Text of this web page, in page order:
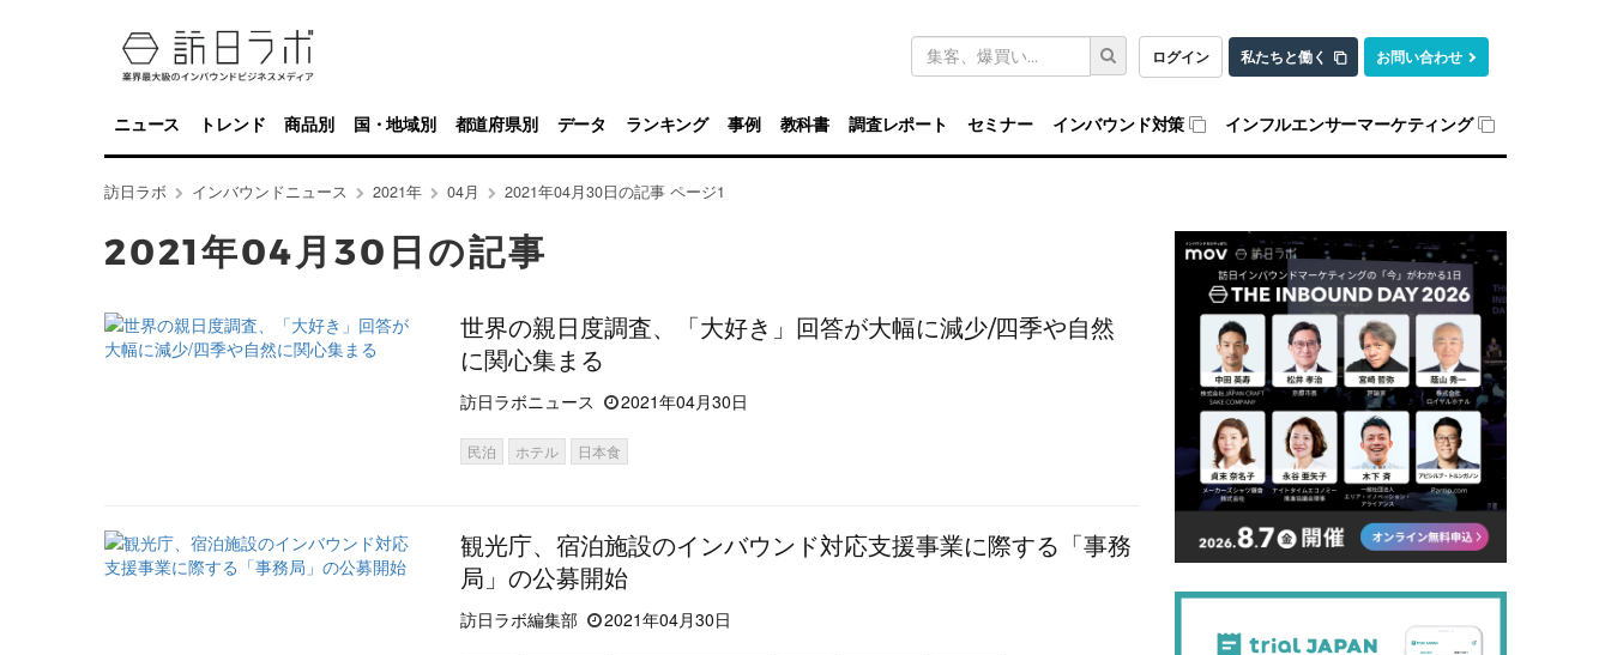
ログイン 私たちと働く お問い合わせ
キ
ワ
ド
検
索
ニュース トレンド 商品別 国・地域別 都道府県別 データ ランキング 事例 教科書 調査レポート セミナー インバウンド対策 インフルエンサーマーケティング
訪日ラボ インバウンドニュース 2021年 04月 2021年04月30日の記事 ページ1
2021年04月30日の記事
世界の親日度調査、「大好き」回答が大幅に減少/四季や自然
に関心集まる
訪日ラボニュース 2021年04月30日
民泊 ホテル 日本食
観光庁、宿泊施設のインバウンド対応支援事業に際する「事務
局」の公募開始
訪日ラボ編集部 2021年04月30日